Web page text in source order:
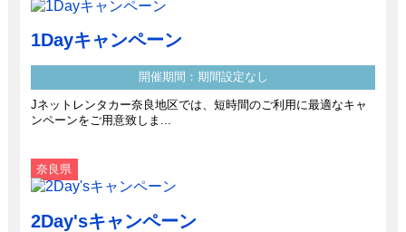
1Dayキャンペーン
開催期間：期間設定なし
Jネットレンタカー奈良地区では、短時間のご利用に最適なキャ
ンペーンをご用意致しま...
奈良県
2Day'sキャンペーン